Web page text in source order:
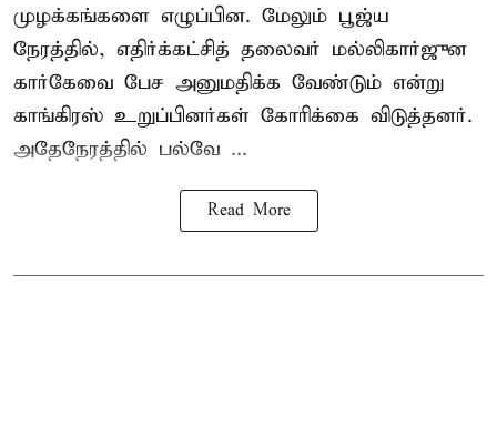
முழக்கங்களை எழுப்பின. மேலும் பூஜ்ய
நேரத்தில், எதிர்க்கட்சித் தலைவர் மல்லிகார்ஜுன
கார்கேவை பேச அனுமதிக்க வேண்டும் என்று
காங்கிரஸ் உறுப்பினர்கள் கோரிக்கை விடுத்தனர்.
அதேநேரத்தில் பல்வே ...
Read More